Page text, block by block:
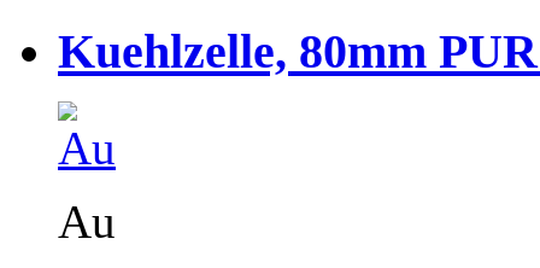
Kuehlzelle, 80mm
Au